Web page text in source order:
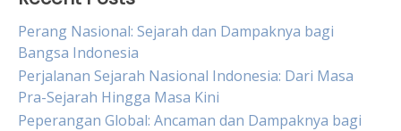
Perang Nasional: Sejarah dan Dampaknya bagi
Bangsa Indonesia
Perjalanan Sejarah Nasional Indonesia: Dari Masa
Pra-Sejarah Hingga Masa Kini
Peperangan Global: Ancaman dan Dampaknya bagi